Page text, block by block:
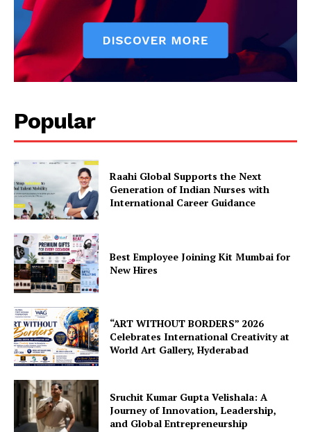
Popular
Raahi Global Supports the Next
Generation of Indian Nurses with
International Career Guidance
Best Employee Joining Kit Mumbai for
New Hires
“ART WITHOUT BORDERS” 2026
Celebrates International Creativity at
World Art Gallery, Hyderabad
Sruchit Kumar Gupta Velishala: A
Journey of Innovation, Leadership,
and Global Entrepreneurship